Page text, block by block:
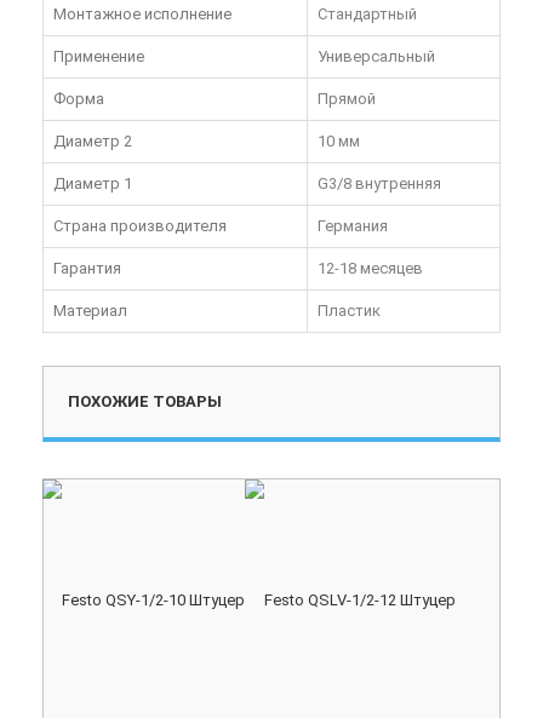
Монтажное исполнение Стандартный
Применение Универсальный
Форма Прямой
Диаметр 2 10 мм
Диаметр 1 G3/8 внутренняя
Страна производителя Германия
Гарантия 12-18 месяцев
Материал Пластик
ПОХОЖИЕ ТОВАРЫ